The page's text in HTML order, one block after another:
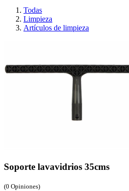
Todas
Limpieza
Artículos de limpieza
Soporte lavavidrios 35cms
(0 Opiniones)